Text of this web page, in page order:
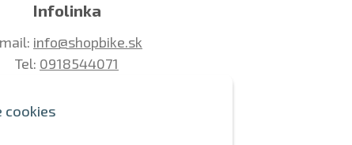
cookies
Infolinka
info@shopbike.sk
Tel: 0918544071